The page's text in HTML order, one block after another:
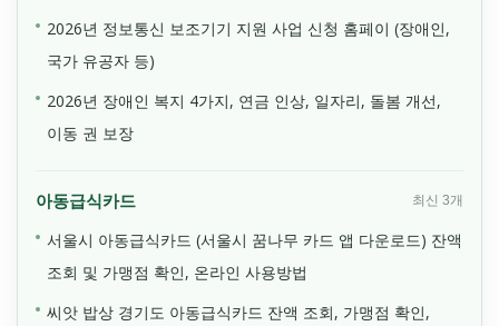
2026년 정보통신 보조기기 지원 사업 신청 홈페이 (장애인,
국가 유공자 등)
2026년 장애인 복지 4가지, 연금 인상, 일자리, 돌봄 개선,
이동 권 보장
아동급식카드 최신 3개
서울시 아동급식카드 (서울시 꿈나무 카드 앱 다운로드) 잔액
조회 및 가맹점 확인, 온라인 사용방법
씨앗 밥상 경기도 아동급식카드 잔액 조회, 가맹점 확인,